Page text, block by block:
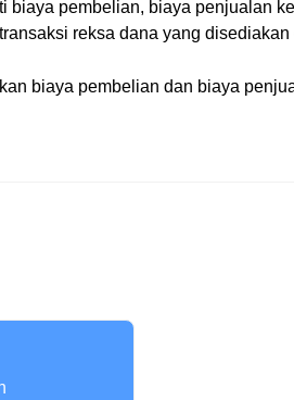
pembelian, biaya penjualan
reksa dana yang
biaya pembelian dan biaya